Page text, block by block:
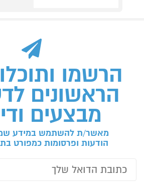
הרשמו
הראשונים
מבצעים
מאשר/ת להשתמש במידע
הודעות ופרסומות כמפורט